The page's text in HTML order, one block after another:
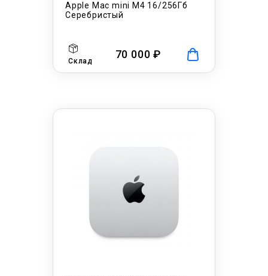
Apple Mac mini M4 16/256Гб
Серебристый
70 000 ₽
Склад